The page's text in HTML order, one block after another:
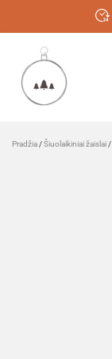
Pradžia /Šiuolaikiniai žaislai /